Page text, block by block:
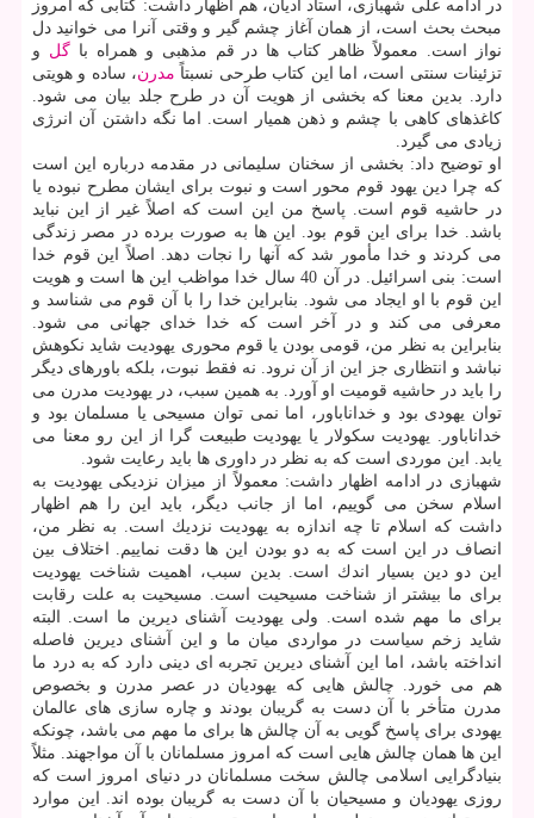
در ادامه علی شهبازی، استاد ادیان، هم اظهار داشت: كتابی كه امروز
مبحث بحث است، از همان آغاز چشم گیر و وقتی آنرا می خوانید دل
نواز است. معمولاً ظاهر كتاب ها در قم مذهبی و همراه باگل و
تزئینات سنتی است، اما این كتاب طرحی نسبتاً مدرن، ساده و هویتی
دارد. بدین معنا كه بخشی از هویت آن در طرح جلد بیان می شود.
كاغذهای كاهی با چشم و ذهن همیار است. اما نگه داشتن آن انرژی
زیادی می گیرد.
او توضیح داد: بخشی از سخنان سلیمانی در مقدمه درباره این است
كه چرا دین یهود قوم محور است و نبوت برای ایشان مطرح نبوده یا
در حاشیه قوم است. پاسخ من این است كه اصلاً غیر از این نباید
باشد. خدا برای این قوم بود. این ها به صورت برده در مصر زندگی
می كردند و خدا مأمور شد كه آنها را نجات دهد. اصلاً این قوم خدا
است: بنی اسرائیل. در آن 40 سال خدا مواظب این ها است و هویت
این قوم با او ایجاد می شود. بنابراین خدا را با آن قوم می شناسد و
معرفی می كند و در آخر است كه خدا خدای جهانی می شود.
بنابراین به نظر من، قومی بودن یا قوم محوری یهودیت شاید نكوهش
نباشد و انتظاری جز این از آن نرود. نه فقط نبوت، بلكه باورهای دیگر
را باید در حاشیه قومیت او آورد. به همین سبب، در یهودیت مدرن می
توان یهودی بود و خداناباور، اما نمی توان مسیحی یا مسلمان بود و
خداناباور. یهودیت سكولار یا یهودیت طبیعت گرا از این رو معنا می
یابد. این موردی است كه به نظر در داوری ها باید رعایت شود.
شهبازی در ادامه اظهار داشت: معمولاً از میزان نزدیكی یهودیت به
اسلام سخن می گوییم، اما از جانب دیگر، باید این را هم اظهار
داشت كه اسلام تا چه اندازه به یهودیت نزدیك است. به نظر من،
انصاف در این است كه به دو بودن این ها دقت نماییم. اختلاف بین
این دو دین بسیار اندك است. بدین سبب، اهمیت شناخت یهودیت
برای ما بیشتر از شناخت مسیحیت است. مسیحیت به علت رقابت
برای ما مهم شده است. ولی یهودیت آشنای دیرین ما است. البته
شاید زخم سیاست در مواردی میان ما و این آشنای دیرین فاصله
انداخته باشد، اما این آشنای دیرین تجربه ای دینی دارد كه به درد ما
هم می خورد. چالش هایی كه یهودیان در عصر مدرن و بخصوص
مدرن متأخر با آن دست به گریبان بودند و چاره سازی های عالمان
یهودی برای پاسخ گویی به آن چالش ها برای ما مهم می باشد، چونكه
این ها همان چالش هایی است كه امروز مسلمانان با آن مواجهند. مثلاً
بنیادگرایی اسلامی چالش سخت مسلمانان در دنیای امروز است كه
روزی یهودیان و مسیحیان با آن دست به گریبان بوده اند. این موارد